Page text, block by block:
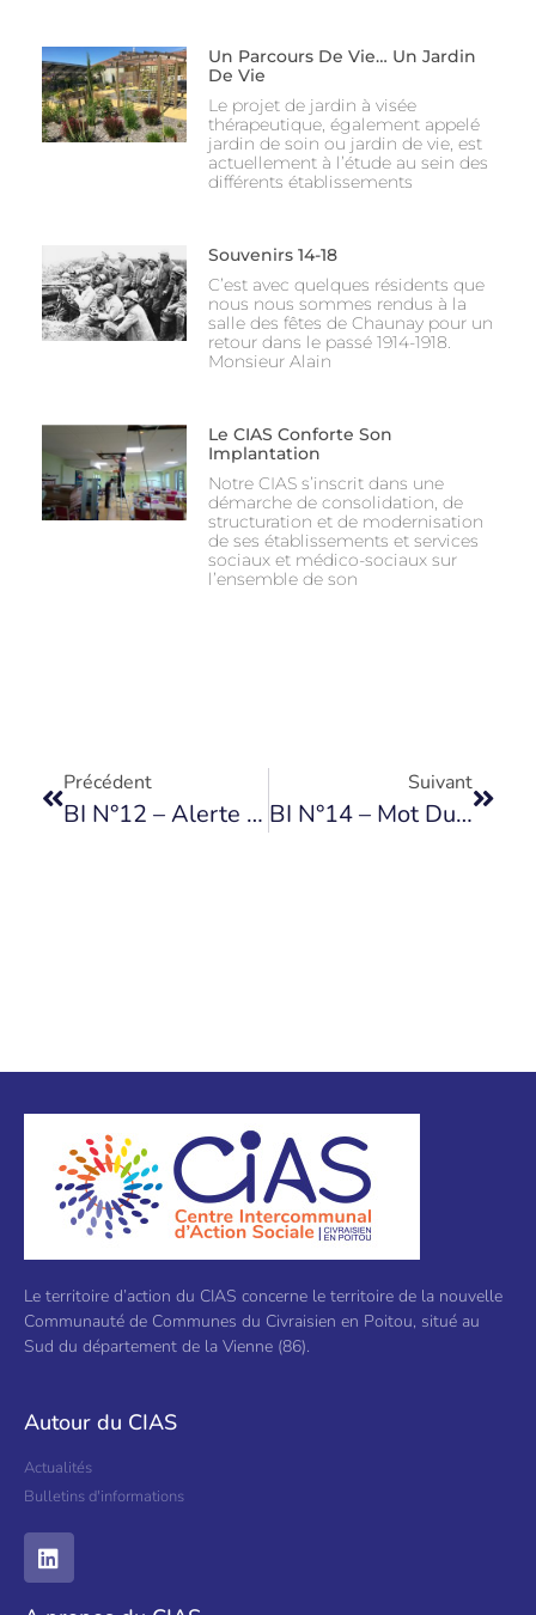
Un Parcours De Vie… Un Jardin
De Vie
Le projet de jardin à visée
thérapeutique, également appelé
jardin de soin ou jardin de vie, est
actuellement à l’étude au sein des
différents établissements
Souvenirs 14-18
C’est avec quelques résidents que
nous nous sommes rendus à la
salle des fêtes de Chaunay pour un
retour dans le passé 1914-1918.
Monsieur Alain
Le CIAS Conforte Son
Implantation
Notre CIAS s’inscrit dans une
démarche de consolidation, de
structuration et de modernisation
de ses établissements et services
sociaux et médico-sociaux sur
l’ensemble de son
Précédent
BI N°12 – Alerte COVID-19
Suivant
BI N°14 – Mot Du Vice-Président
Le territoire d’action du CIAS concerne le territoire de la nouvelle
Communauté de Communes du Civraisien en Poitou, situé au
Sud du département de la Vienne (86).
Autour du CIAS
Actualités
Bulletins d'informations